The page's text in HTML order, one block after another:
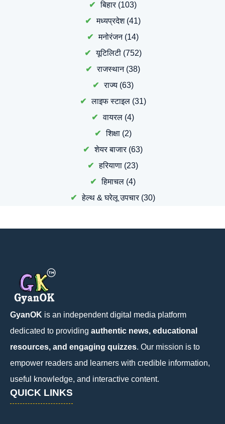
बिहार(103)
मध्यप्रदेश(41)
मनोरंजन(14)
यूटिलिटी(752)
राजस्थान(38)
राज्य(63)
लाइफ स्टाइल(31)
वायरल (4)
शिक्षा(2)
शेयर बाजार(63)
हरियाणा (23)
हिमाचल (4)
हेल्थ & घरेलू उपचार(30)
GyanOK is an independent digital media platform
dedicated to providing authentic news, educational
resources, and engaging quizzes. Our mission is to
empower readers and learners with credible information,
useful knowledge, and interactive content.
QUICK LINKS